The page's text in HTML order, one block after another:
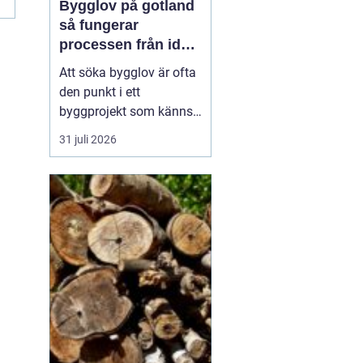
Bygglov på gotland
så fungerar
processen från idé
till godkänt beslut
Att söka bygglov är ofta
den punkt i ett
byggprojekt som känns
mest osäker. Frågorna
hopar sig: vilka
länge tar det, vad säger
detaljplanen och hur
påverkas tidsplanen? På
Gotland tillkommer
dessutom särskilda
hänsyn, som kultur...
31 juli 2026